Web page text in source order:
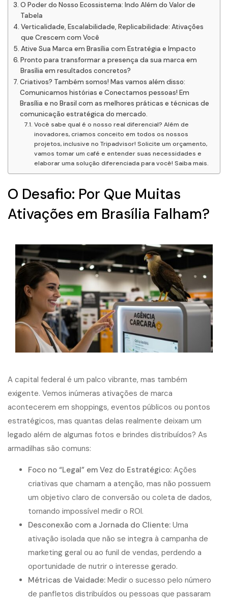
O Poder do Nosso Ecossistema: Indo Além do Valor de
Tabela
Verticalidade, Escalabilidade, Replicabilidade: Ativações
que Crescem com Você
Ative Sua Marca em Brasília com Estratégia e Impacto
Pronto para transformar a presença da sua marca em
Brasília em resultados concretos?
Criativos? Também somos! Mas vamos além disso:
Comunicamos histórias e Conectamos pessoas! Em
Brasília e no Brasil com as melhores práticas e técnicas de
comunicação estratégica do mercado.
Você sabe qual é o nosso real diferencial? Além de
inovadores, criamos conceito em todos os nossos
projetos, inclusive no Tripadvisor! Solicite um orçamento,
vamos tomar um café e entender suas necessidades e
elaborar uma solução diferenciada para você! Saiba mais.
O Desafio: Por Que Muitas
Ativações em Brasília Falham?
A capital federal é um palco vibrante, mas também
exigente. Vemos inúmeras ativações de marca
acontecerem em shoppings, eventos públicos ou pontos
estratégicos, mas quantas delas realmente deixam um
legado além de algumas fotos e brindes distribuídos? As
armadilhas são comuns:
Foco no “Legal” em Vez do Estratégico: Ações
criativas que chamam a atenção, mas não possuem
um objetivo claro de conversão ou coleta de dados,
tornando impossível medir o ROI.
Desconexão com a Jornada do Cliente: Uma
ativação isolada que não se integra à campanha de
marketing geral ou ao funil de vendas, perdendo a
oportunidade de nutrir o interesse gerado.
Métricas de Vaidade: Medir o sucesso pelo número
de panfletos distribuídos ou pessoas que passaram